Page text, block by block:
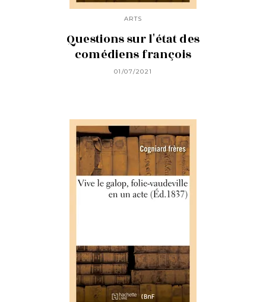
ARTS
Questions sur l'état des
comédiens françois
01/07/2021